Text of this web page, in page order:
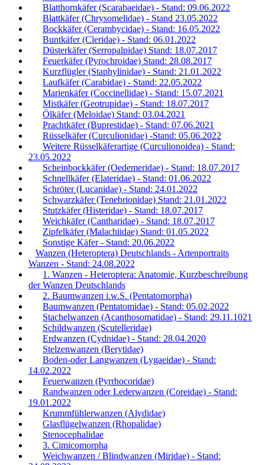
Blatthornkäfer (Scarabaeidae) - Stand: 09.06.2022
Blattkäfer (Chrysomelidae) - Stand 23.05.2022
Bockkäfer (Cerambycidae) - Stand: 16.05.2022
Buntkäfer (Cleridae) - Stand: 06.01.2022
Düsterkäfer (Serropalpidae) Stand: 18.07.2017
Feuerkäfer (Pyrochroidae) Stand: 28.08.2017
Kurzflügler (Staphylinidae) - Stand: 21.01.2022
Laufkäfer (Carabidae) - Stand: 22.05.2022
Marienkäfer (Coccinellidae) - Stand: 15.07.2021
Mistkäfer (Geotrupidae) - Stand: 18.07.2017
Ölkäfer (Meloidae) Stand: 03.04.2021
Prachtkäfer (Buprestidae) - Stand: 07.06.2021
Rüsselkäfer (Curculionidae) -Stand: 05.06.2022
Weitere Rüsselkäferartige (Curculionoidea) - Stand:
23.05.2022
Scheinbockkäfer (Oedemeridae) - Stand: 18.07.2017
Schnellkäfer (Elateridae) - Stand: 01.06.2022
Schröter (Lucanidae) - Stand: 24.01.2022
Schwarzkäfer (Tenebrionidae) Stand: 21.01.2022
Stutzkäfer (Histeridae) - Stand: 18.07.2017
Weichkäfer (Cantharidae) - Stand: 18.07.2017
Zipfelkäfer (Malachiidae) Stand: 01.05.2022
Sonstige Käfer - Stand: 20.06.2022
Wanzen (Heteroptera) Deutschlands - Artenportraits
Wanzen - Stand: 24.08.2022
1. Wanzen - Heteroptera: Anatomie, Kurzbeschreibung
der Wanzen Deutschlands
2. Baumwanzen i.w.S. (Pentatomorpha)
Baumwanzen (Pentatomidae) - Stand: 05.02.2022
Stachelwanzen (Acanthosomatidae) - Stand: 29.11.1021
Schildwanzen (Scutelleridae)
Erdwanzen (Cydnidae) - Stand: 28.04.2020
Stelzenwanzen (Berytidae)
Boden-oder Langwanzen (Lygaeidae) - Stand:
14.02.2022
Feuerwanzen (Pyrrhocoridae)
Randwanzen oder Lederwanzen (Coreidae) - Stand:
19.01.2022
Krummfühlerwanzen (Alydidae)
Glasflügelwanzen (Rhopalidae)
Stenocephalidae
3. Cimicomorpha
Weichwanzen / Blindwanzen (Miridae) - Stand: